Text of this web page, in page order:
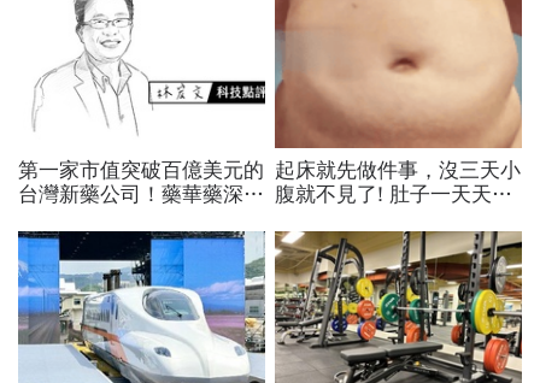
第一家市值突破百億美元的
台灣新藥公司！藥華藥深耕
田製藥？
起床就先做件事，沒三天小
腹就不見了! 肚子一天天變